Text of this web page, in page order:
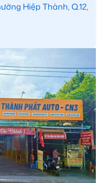
Hiệp Thành, Q.12,